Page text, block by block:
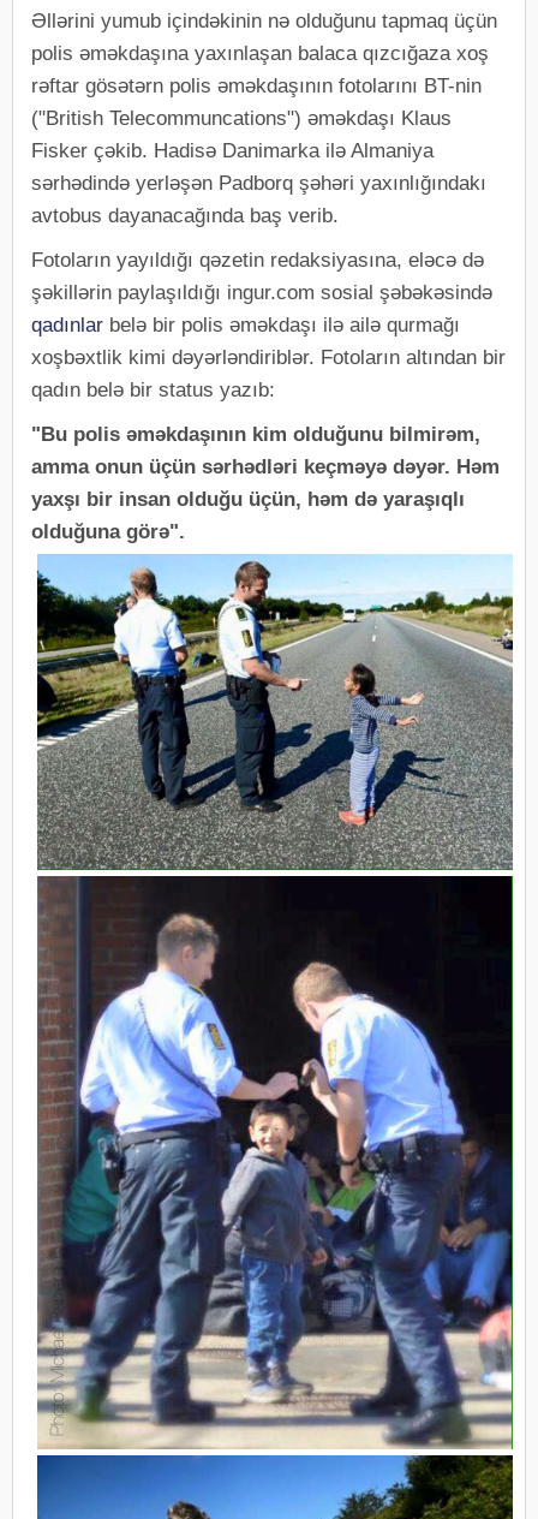
Əllərini yumub içindəkinin nə olduğunu tapmaq üçün
polis əməkdaşına yaxınlaşan balaca qızcığaza xoş
rəftar gösətərn polis əməkdaşının fotolarını BT-nin
("British Telecommuncations") əməkdaşı Klaus
Fisker çəkib. Hadisə Danimarka ilə Almaniya
sərhədində yerləşən Padborq şəhəri yaxınlığındakı
avtobus dayanacağında baş verib.
Fotoların yayıldığı qəzetin redaksiyasına, eləcə də
şəkillərin paylaşıldığı ingur.com sosial şəbəkəsində
qadınlar belə bir polis əməkdaşı ilə ailə qurmağı
xoşbəxtlik kimi dəyərləndiriblər. Fotoların altından bir
qadın belə bir status yazıb:
"Bu polis əməkdaşının kim olduğunu bilmirəm,
amma onun üçün sərhədləri keçməyə dəyər. Həm
yaxşı bir insan olduğu üçün, həm də yaraşıqlı
olduğuna görə".